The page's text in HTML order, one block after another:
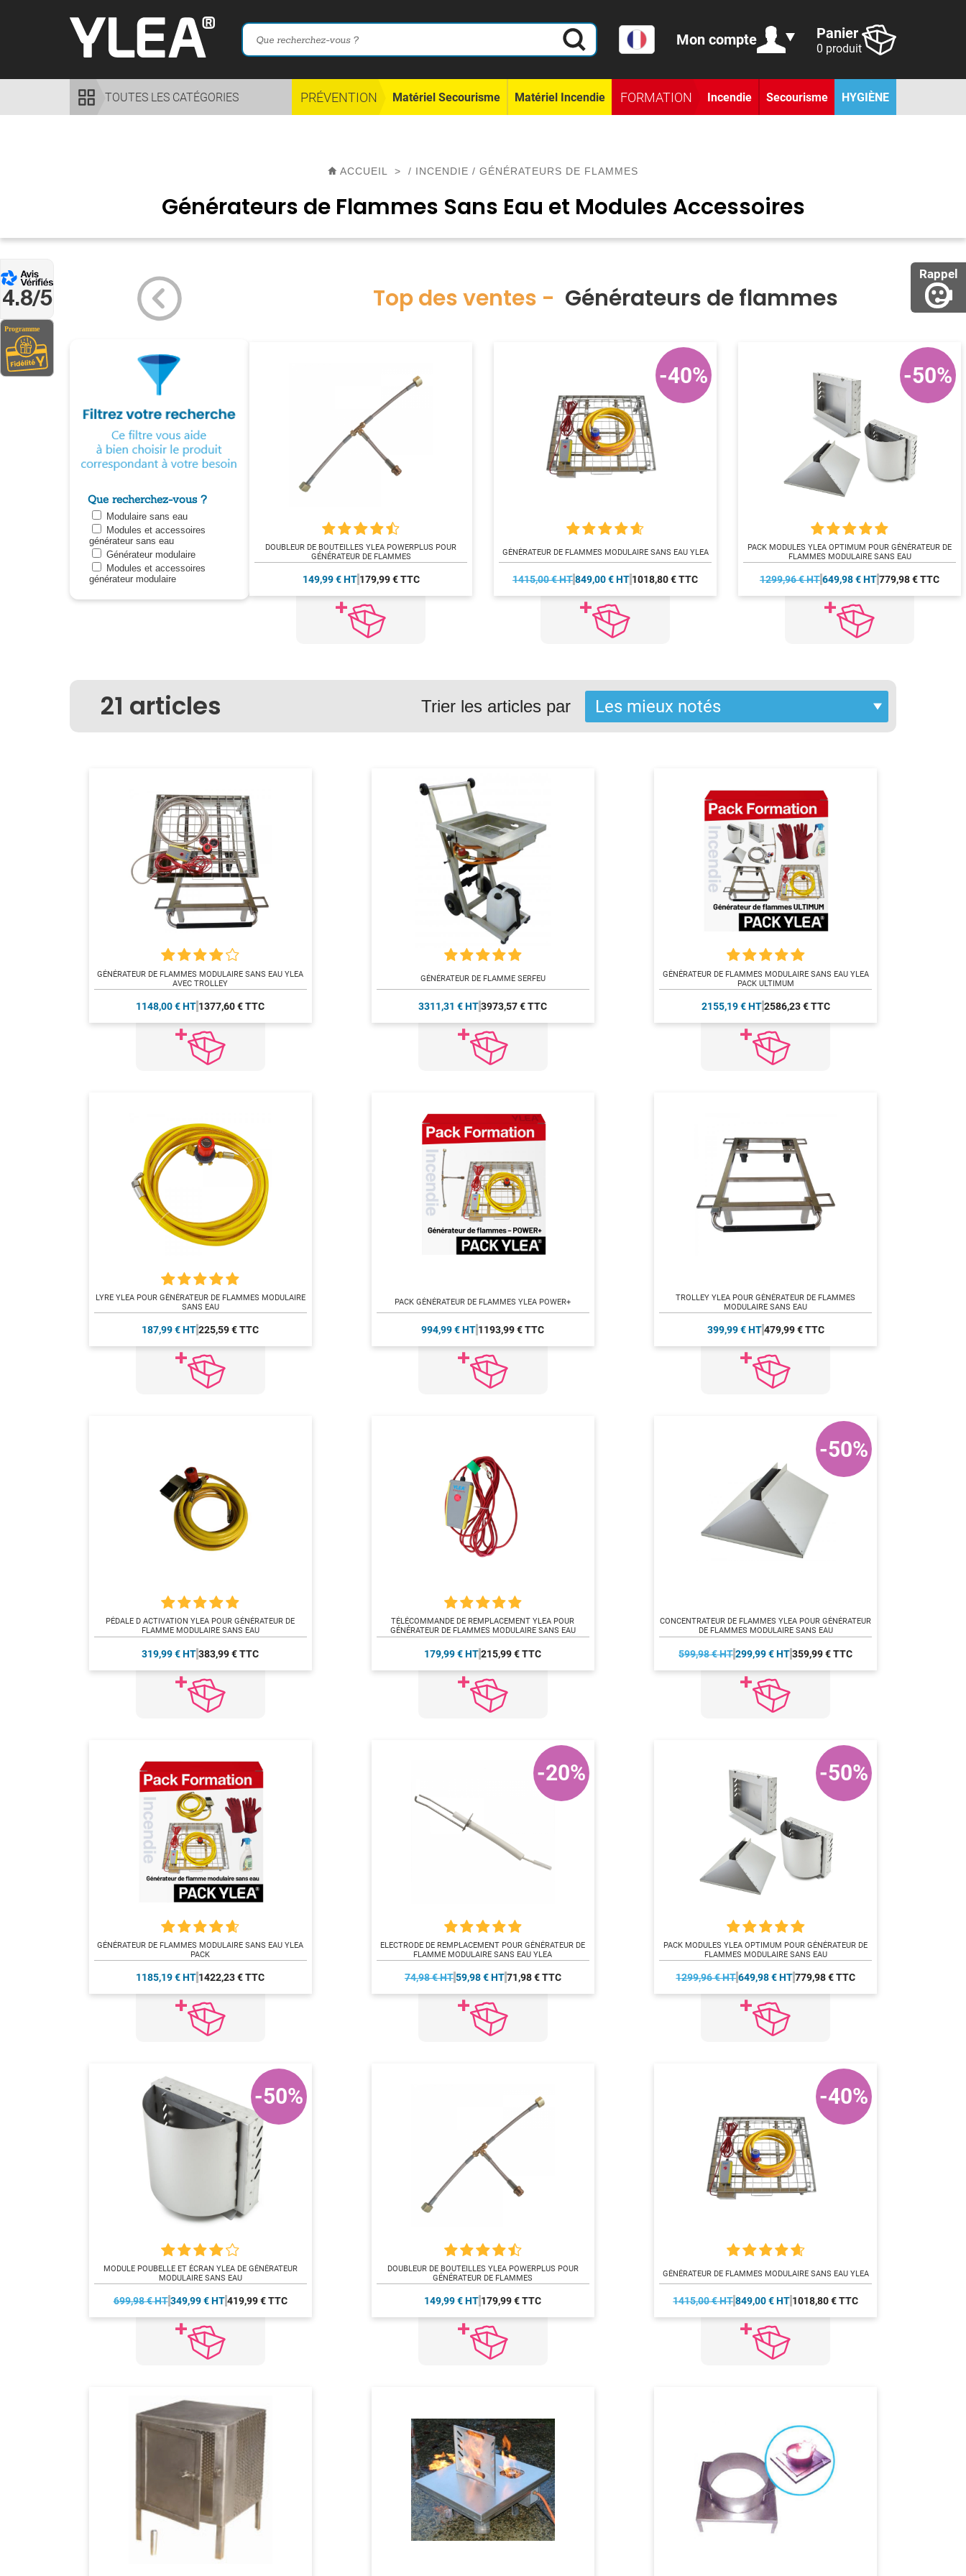
Rappel
4.8/5
Mon compte Panier
0 produit
TOUTES LES CATÉGORIES PRÉVENTION Matériel Secourisme Matériel Incendie FORMATION Incendie Secourisme HYGIÈNE
ACCUEIL > / INCENDIE / GÉNÉRATEURS DE FLAMMES
Générateurs de Flammes Sans Eau et Modules Accessoires
Que recherchez-vous ?
Modulaire sans eau
Modules et accessoires
générateur sans eau
Générateur modulaire
Modules et accessoires
générateur modulaire
Top des ventes - Générateurs de flammes
DOUBLEUR DE BOUTEILLES YLEA POWERPLUS POUR
GÉNÉRATEUR DE FLAMMES
149,99 € HT 179,99 € TTC
GÉNÉRATEUR DE FLAMMES MODULAIRE SANS EAU YLEA
1415,00 € HT849,00 € HT 1018,80 € TTC
-40%
PACK MODULES YLEA OPTIMUM POUR GÉNÉRATEUR DE
FLAMMES MODULAIRE SANS EAU
1299,96 € HT649,98 € HT779,98 € TTC
-50%
21 articles Trier les articles par
GÉNÉRATEUR DE FLAMMES MODULAIRE SANS EAU YLEA
AVEC TROLLEY
1148,00 € HT 1377,60 € TTC
GÉNÉRATEUR DE FLAMME SERFEU
3311,31 € HT 3973,57 € TTC
GÉNÉRATEUR DE FLAMMES MODULAIRE SANS EAU YLEA
PACK ULTIMUM
2155,19 € HT2586,23 € TTC
LYRE YLEA POUR GÉNÉRATEUR DE FLAMMES MODULAIRE
SANS EAU
187,99 € HT225,59 € TTC
PACK GÉNÉRATEUR DE FLAMMES YLEA POWER+
994,99 € HT 1193,99 € TTC
TROLLEY YLEA POUR GÉNÉRATEUR DE FLAMMES
MODULAIRE SANS EAU
399,99 € HT479,99 € TTC
PÉDALE D ACTIVATION YLEA POUR GÉNÉRATEUR DE
FLAMME MODULAIRE SANS EAU
319,99 € HT383,99 € TTC
TÉLÉCOMMANDE DE REMPLACEMENT YLEA POUR
GÉNÉRATEUR DE FLAMMES MODULAIRE SANS EAU
179,99 € HT 215,99 € TTC
CONCENTRATEUR DE FLAMMES YLEA POUR GÉNÉRATEUR
DE FLAMMES MODULAIRE SANS EAU
599,98 € HT 299,99 € HT 359,99 € TTC
-50%
GÉNÉRATEUR DE FLAMMES MODULAIRE SANS EAU YLEA
PACK
1185,19 € HT 1422,23 € TTC
ELECTRODE DE REMPLACEMENT POUR GÉNÉRATEUR DE
FLAMME MODULAIRE SANS EAU YLEA
74,98 € HT59,98 € HT71,98 € TTC
-20%
PACK MODULES YLEA OPTIMUM POUR GÉNÉRATEUR DE
FLAMMES MODULAIRE SANS EAU
1299,96 € HT 649,98 € HT 779,98 € TTC
-50%
MODULE POUBELLE ET ÉCRAN YLEA DE GÉNÉRATEUR
MODULAIRE SANS EAU
699,98 € HT 349,99 € HT 419,99 € TTC
-50%
DOUBLEUR DE BOUTEILLES YLEA POWERPLUS POUR
GÉNÉRATEUR DE FLAMMES
149,99 € HT 179,99 € TTC
GÉNÉRATEUR DE FLAMMES MODULAIRE SANS EAU YLEA
1415,00 € HT 849,00 € HT 1018,80 € TTC
-40%